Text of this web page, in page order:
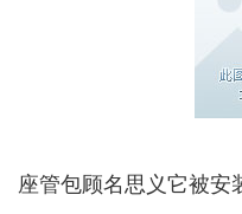
座管包顾名思义它被安